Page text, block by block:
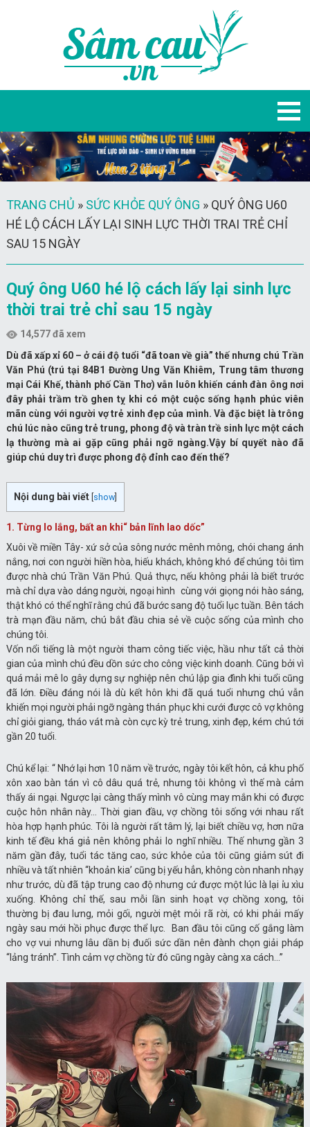
TRANG CHỦ » SỨC KHỎE QUÝ ÔNG » QUÝ ÔNG U60
HÉ LỘ CÁCH LẤY LẠI SINH LỰC THỜI TRAI TRẺ CHỈ
SAU 15 NGÀY
Quý ông U60 hé lộ cách lấy lại sinh lực
thời trai trẻ chỉ sau 15 ngày
14,577 đã xem
Dù đã xấp xỉ 60 – ở cái độ tuổi “đã toan về già” thế nhưng chú Trần
Văn Phú (trú tại 84B1 Đường Ung Văn Khiêm, Trung tâm thương
mại Cái Khế, thành phố Cần Thơ) vẫn luôn khiến cánh đàn ông nơi
đây phải trầm trồ ghen tỵ khi có một cuộc sống hạnh phúc viên
mãn cùng với người vợ trẻ xinh đẹp của mình. Và đặc biệt là trông
chú lúc nào cũng trẻ trung, phong độ và tràn trề sinh lực một cách
lạ thường mà ai gặp cũng phải ngỡ ngàng.Vậy bí quyết nào đã
giúp chú duy trì được phong độ đỉnh cao đến thế?
Nội dung bài viết show]
1. Từng lo lắng, bất an khi“ bản lĩnh lao dốc”
Xuôi về miền Tây- xứ sở của sông nước mênh mông, chói chang ánh
nắng, nơi con người hiền hòa, hiếu khách, không khó để chúng tôi tìm
được nhà chú Trần Văn Phú. Quả thực, nếu không phải là biết trước
mà chỉ dựa vào dáng người, ngoại hình cùng với giọng nói hào sáng,
thật khó có thể nghĩ rằng chú đã bước sang độ tuổi lục tuần. Bên tách
trà mạn đầu năm, chú bắt đầu chia sẻ về cuộc sống của mình cho
chúng tôi.
Vốn nổi tiếng là một người tham công tiếc việc, hầu như tất cả thời
gian của mình chú đều dồn sức cho công việc kinh doanh. Cũng bởi vì
quá mải mê lo gây dựng sự nghiệp nên chú lập gia đình khi tuổi cũng
đã lớn. Điều đáng nói là dù kết hôn khi đã quá tuổi nhưng chú vẫn
khiến mọi người phải ngỡ ngàng thán phục khi cưới được cô vợ không
chỉ giỏi giang, tháo vát mà còn cực kỳ trẻ trung, xinh đẹp, kém chú tới
gần 20 tuổi.
Chú kể lại: “ Nhớ lại hơn 10 năm về trước, ngày tôi kết hôn, cả khu phố
xôn xao bàn tán vì cô dâu quá trẻ, nhưng tôi không vì thế mà cảm
thấy ái ngại. Ngược lại càng thấy mình vô cùng may mắn khi có được
cuộc hôn nhân này… Thời gian đầu, vợ chồng tôi sống với nhau rất
hòa hợp hạnh phúc. Tôi là người rất tâm lý, lại biết chiều vợ, hơn nữa
kinh tế đều khá giả nên không phải lo nghĩ nhiều. Thế nhưng gần 3
năm gần đây, tuổi tác tăng cao, sức khỏe của tôi cũng giảm sút đi
nhiều và tất nhiên “khoản kia’ cũng bị yếu hẳn, không còn nhanh nhạy
như trước, dù đã tập trung cao độ nhưng cứ được một lúc là lại ỉu xìu
xuống. Không chỉ thế, sau mỗi lần sinh hoạt vợ chồng xong, tôi
thường bị đau lưng, mỏi gối, người mệt mỏi rã rời, có khi phải mấy
ngày sau mới hồi phục được thể lực. Ban đầu tôi cũng cố gắng làm
cho vợ vui nhưng lâu dần bị đuối sức dần nên đành chọn giải pháp
“lảng tránh”. Tình cảm vợ chồng từ đó cũng ngày càng xa cách…”